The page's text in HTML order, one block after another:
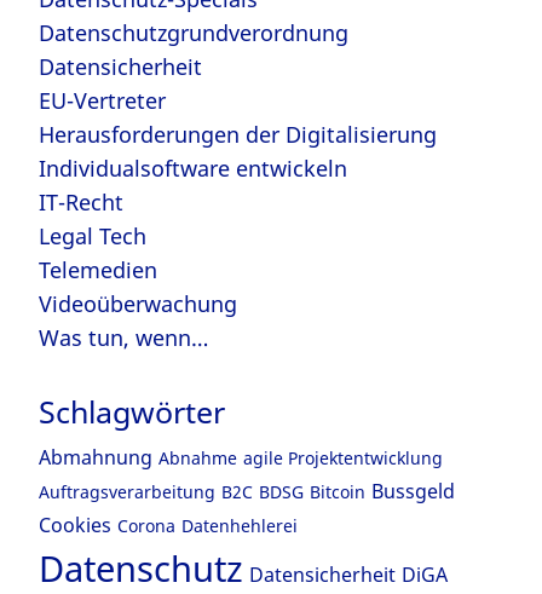
Datenschutzgrundverordnung
Datensicherheit
EU-Vertreter
Herausforderungen der Digitalisierung
Individualsoftware entwickeln
IT-Recht
Legal Tech
Telemedien
Videoüberwachung
Was tun, wenn…
Schlagwörter
Abmahnung Abnahme agile Projektentwicklung
Auftragsverarbeitung B2C BDSG Bitcoin Bussgeld
Cookies Corona Datenhehlerei
Datenschutz Datensicherheit DiGA